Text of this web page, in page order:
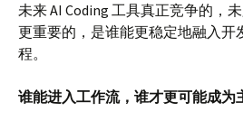
未来 AI Coding 工具真正竞争的，
更重要的，是谁能更稳定地融入开
程。
谁能进入工作流，谁才更可能成为